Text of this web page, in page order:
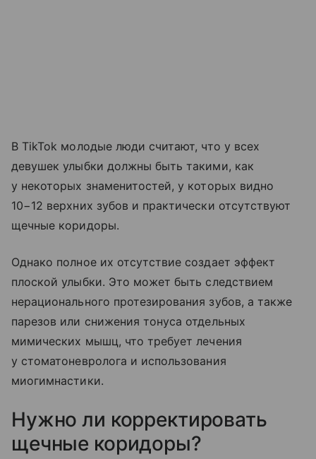
В TikTok молодые люди считают, что у всех
девушек улыбки должны быть такими, как
у некоторых знаменитостей, у которых видно
10−12 верхних зубов и практически отсутствуют
щечные коридоры.
Однако полное их отсутствие создает эффект
плоской улыбки. Это может быть следствием
нерационального протезирования зубов, а также
парезов или снижения тонуса отдельных
мимических мышц, что требует лечения
у стоматоневролога и использования
миогимнастики.
Нужно ли корректировать
щечные коридоры?